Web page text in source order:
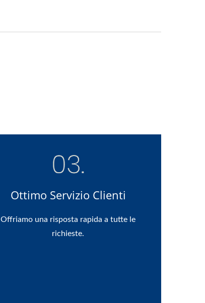
Ottimo Servizio Clienti
Offriamo una risposta rapida a tutte le
richieste.